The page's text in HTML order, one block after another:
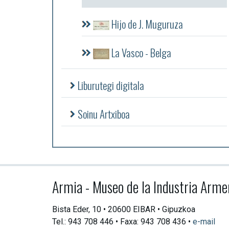
Hijo de J. Muguruza
La Vasco - Belga
Liburutegi digitala
Soinu Artxiboa
Armia - Museo de la Industria
Bista Eder, 10 • 20600 EIBAR • Gipuzkoa
Tel.: 943 708 446 • Faxa: 943 708 436 • e-mail